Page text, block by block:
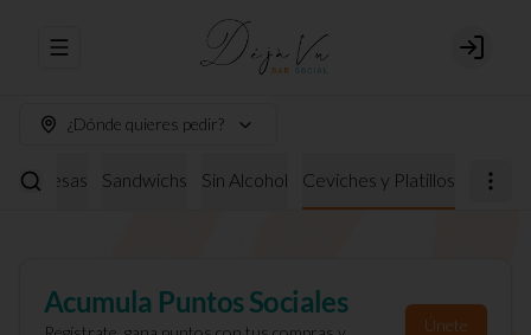
Abrir menu de navegación Login
¿Dónde quieres pedir?
Sandwichs Sin Alcohol Ceviches y Platillos
Acumula Puntos Sociales
Únete